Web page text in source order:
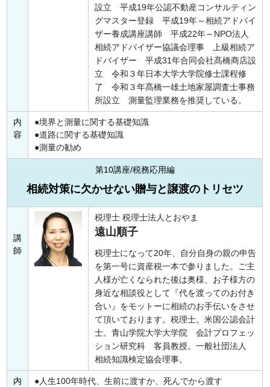
設立 平成19年公認不動産コンサルティン
グマスター登録 平成19年～相続アドバイ
ザー養成講座講師 平成22年～NPO法人
相続アドバイザー協議会理事 上級相続ア
ドバイザー 平成31年合同会社髙橋商店設
立 令和３年日本大学大学院修士課程修
了 令和３年髙橋一雄土地家屋調査士事務
所設立 測量監理業務を推奨している。
内
容
境界と測量に関する基礎知識
道路に関する基礎知識
測量の勧め
第10講座/税務応用編
相続対策に欠かせない贈与と譲渡のトリセツ
講
師
税理士 税理士法人とおやま
遠山順子
税理士になって20年、自分自身の親の申告
を第一号に資産税一本で参りました。ご主
人様が亡くなられた後は奥様、お子様方の
身近な相談役として『代を渡ってのお付き
合い』をモットーに相続のお手伝いをさせ
て頂いております。税理士。米国公認会計
士。青山学院大学大学院 会計プロフェッ
ション研究科 客員教授。一般社団法人
相続知識検定協会理事。
内
人生100年時代、生前に渡すか、死んでから渡す